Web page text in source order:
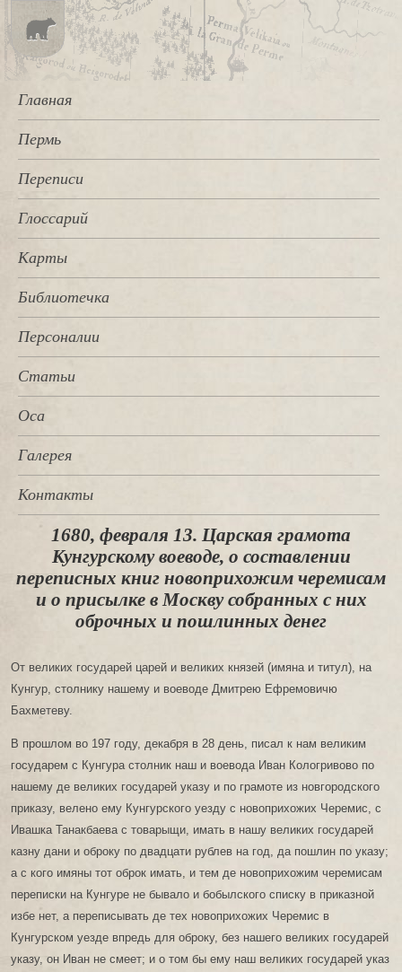
Главная
Пермь
Переписи
Глоссарий
Карты
Библиотечка
Персоналии
Статьи
Оса
Галерея
Контакты
1680, февраля 13. Царская грамота
Кунгурскому воеводе, о составлении
переписных книг новоприхожим черемисам
и о присылке в Москву собранных с них
оброчных и пошлинных денег
От великих государей царей и великих князей (имяна и титул), на
Кунгур, столнику нашему и воеводе Дмитрею Ефремовичю
Бахметеву.
В прошлом во 197 году, декабря в 28 день, писал к нам великим
государем с Кунгура столник наш и воевода Иван Кологривово по
нашему де великих государей указу и по грамоте из новгородского
приказу, велено ему Кунгурского уезду с новоприхожих Черемис, с
Ивашка Танакбаева с товарыщи, имать в нашу великих государей
казну дани и оброку по двадцати рублев на год, да пошлин по указу;
а с кого имяны тот оброк имать, и тем де новоприхожим черемисам
переписки на Кунгуре не бывало и бобылского списку в приказной
избе нет, а переписывать де тех новоприхожих Черемис в
Кунгурском уезде впредь для оброку, без нашего великих государей
указу, он Иван не смеет; и о том бы ему наш великих государей указ